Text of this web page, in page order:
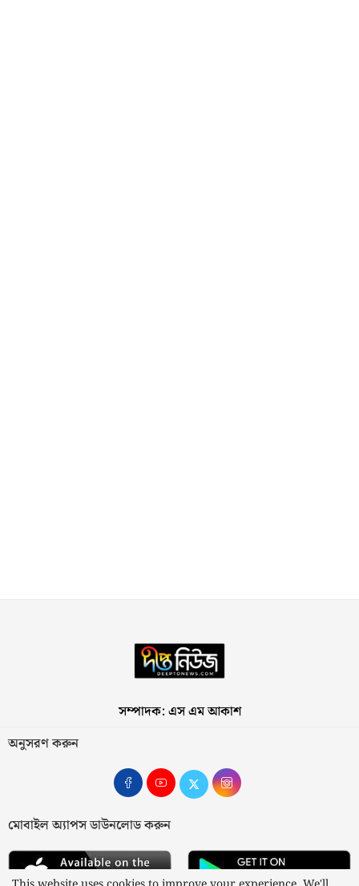
সম্পাদক: এস এম আকাশ
অনুসরণ করুন
মোবাইল অ্যাপস ডাউনলোড করুন